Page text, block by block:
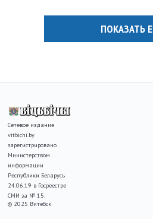
ПОКАЗАТЬ
Сетевое издание
vitbichi.by
зарегистрировано
Министерством
информации
Республики Беларусь
24.06.19 в Госреестре
СМИ за № 15.
© 2025 Витебск